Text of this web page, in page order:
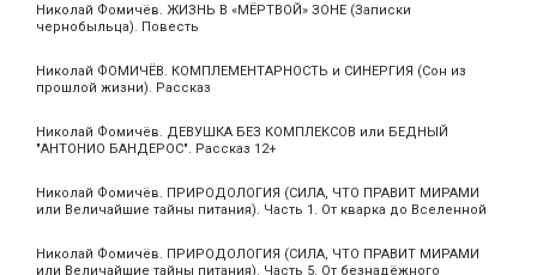
Николай Фомичёв. ЖИЗНЬ В «МЁРТВОЙ» ЗОНЕ (Записки
чернобыльца). Повесть
Николай ФОМИЧЁВ. КОМПЛЕМЕНТАРНОСТЬ и СИНЕРГИЯ (Сон из
прошлой жизни). Рассказ
Николай Фомичёв. ДЕВУШКА БЕЗ КОМПЛЕКСОВ или БЕДНЫЙ
"АНТОНИО БАНДЕРОС". Рассказ 12+
Николай Фомичёв. ПРИРОДОЛОГИЯ (СИЛА, ЧТО ПРАВИТ МИРАМИ
или Величайшие тайны питания). Часть 1. От кварка до Вселенной
Николай Фомичёв. ПРИРОДОЛОГИЯ (СИЛА, ЧТО ПРАВИТ МИРАМИ
или Величайшие тайны питания). Часть 5. От безнадёжного